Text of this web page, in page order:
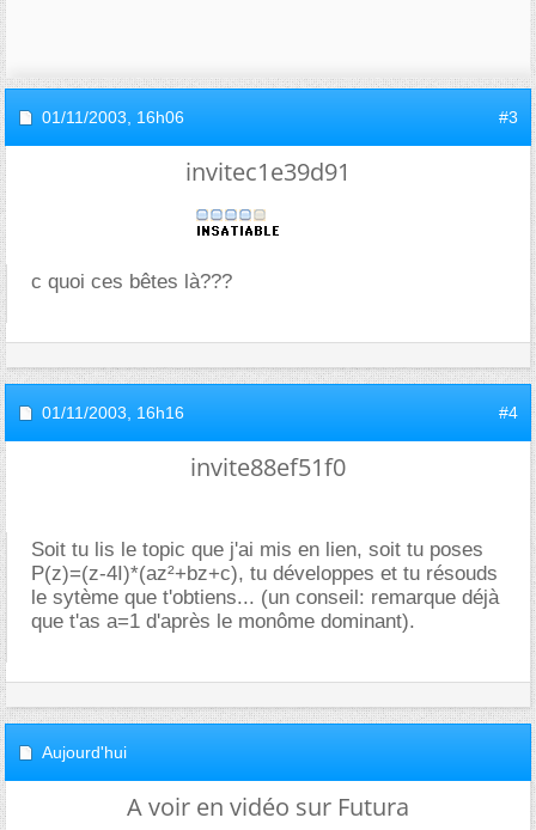
01/11/2003, 16h06 #3
invitec1e39d91
c quoi ces bêtes là???
01/11/2003, 16h16 #4
invite88ef51f0
Soit tu lis le topic que j'ai mis en lien, soit tu poses
P(z)=(z-4I)*(az²+bz+c), tu développes et tu résouds
le sytème que t'obtiens... (un conseil: remarque déjà
que t'as a=1 d'après le monôme dominant).
Aujourd'hui
A voir en vidéo sur Futura